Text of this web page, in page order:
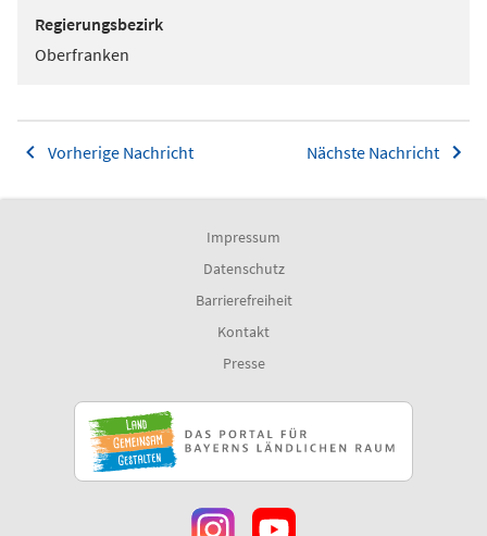
Regierungsbezirk
Oberfranken
Vorherige Nachricht Nächste Nachricht
Impressum
Datenschutz
Barrierefreiheit
Kontakt
Presse